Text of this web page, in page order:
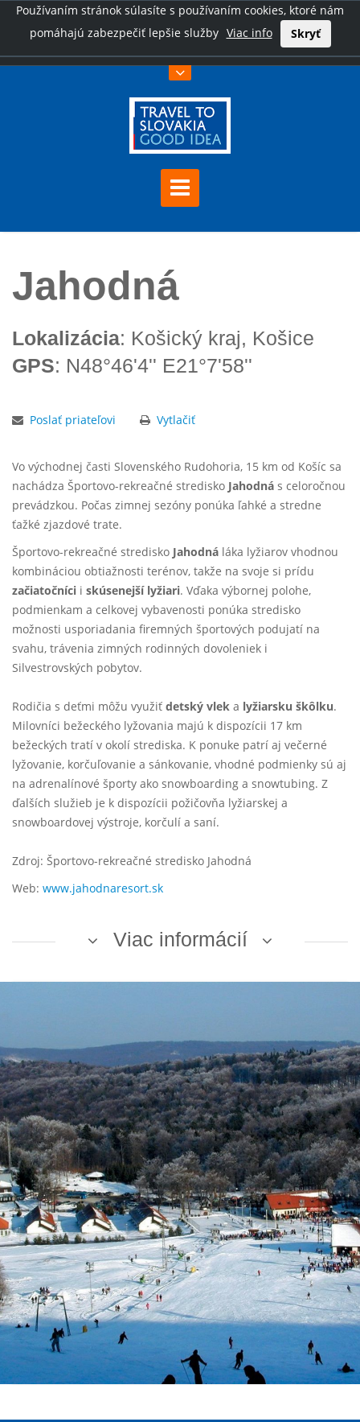
Používaním stránok súlasíte s používaním cookies, ktoré nám
pomáhajú zabezpečiť lepšie služby Viac info Skryť
Jahodná
Lokalizácia: Košický kraj, Košice
GPS: N48°46'4'' E21°7'58''
Poslať priateľovi Vytlačiť
Vo východnej časti Slovenského Rudohoria, 15 km od Košíc sa
nachádza Športovo-rekreačné stredisko Jahodná s celoročnou
prevádzkou. Počas zimnej sezóny ponúka ľahké a stredne
ťažké zjazdové trate.
Športovo-rekreačné stredisko Jahodná láka lyžiarov vhodnou
kombináciou obtiažnosti terénov, takže na svoje si prídu
začiatočníci i skúsenejší lyžiari. Vďaka výbornej polohe,
podmienkam a celkovej vybavenosti ponúka stredisko
možnosti usporiadania firemných športových podujatí na
svahu, trávenia zimných rodinných dovoleniek i
Silvestrovských pobytov.
Rodičia s deťmi môžu využiť detský vlek a lyžiarsku škôlku.
Milovníci bežeckého lyžovania majú k dispozícii 17 km
bežeckých tratí v okolí strediska. K ponuke patrí aj večerné
lyžovanie, korčuľovanie a sánkovanie, vhodné podmienky sú aj
na adrenalínové športy ako snowboarding a snowtubing. Z
ďalších služieb je k dispozícii požičovňa lyžiarskej a
snowboardovej výstroje, korčulí a saní.
Zdroj: Športovo-rekreačné stredisko Jahodná
Web: www.jahodnaresort.sk
Viac informácií